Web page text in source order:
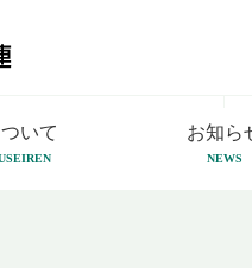
いて お知ら
NEWS